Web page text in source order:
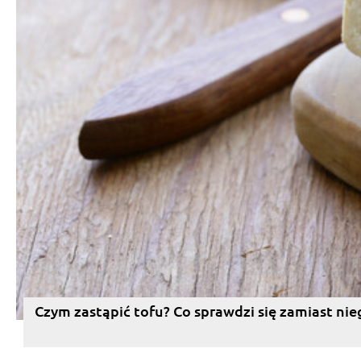
Czym zastąpić tofu? Co sprawdzi się zamiast